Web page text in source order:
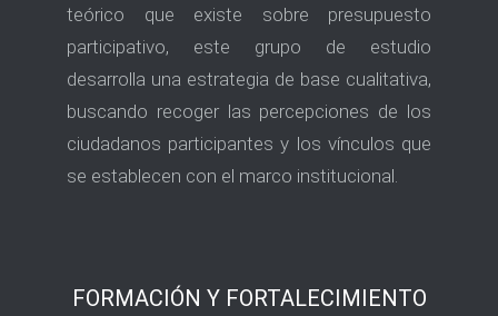
teórico que existe sobre presupuesto
participativo, este grupo de estudio
desarrolla una estrategia de base cualitativa,
buscando recoger las percepciones de los
ciudadanos participantes y los vínculos que
se establecen con el marco institucional.
FORMACIÓN Y FORTALECIMIENTO